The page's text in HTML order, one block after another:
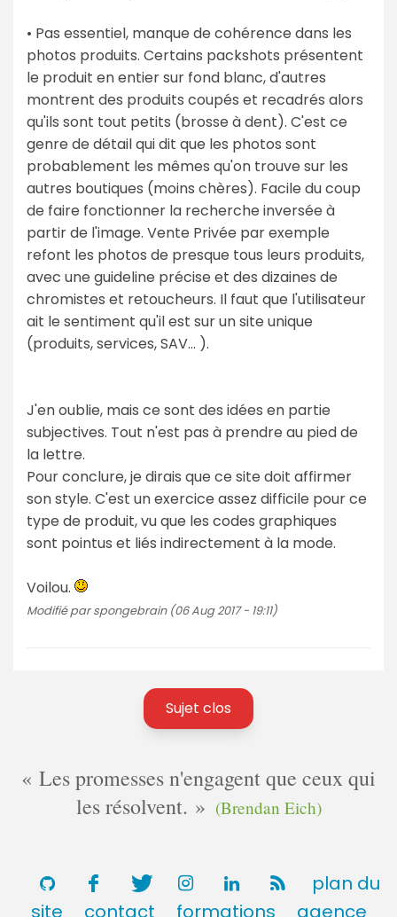
• Pas essentiel, manque de cohérence dans les
photos produits. Certains packshots présentent
le produit en entier sur fond blanc, d'autres
montrent des produits coupés et recadrés alors
qu'ils sont tout petits (brosse à dent). C'est ce
genre de détail qui dit que les photos sont
probablement les mêmes qu'on trouve sur les
autres boutiques (moins chères). Facile du coup
de faire fonctionner la recherche inversée à
partir de l'image. Vente Privée par exemple
refont les photos de presque tous leurs produits,
avec une guideline précise et des dizaines de
chromistes et retoucheurs. Il faut que l'utilisateur
ait le sentiment qu'il est sur un site unique
(produits, services, SAV… ).
J'en oublie, mais ce sont des idées en partie
subjectives. Tout n'est pas à prendre au pied de
la lettre.
Pour conclure, je dirais que ce site doit affirmer
son style. C'est un exercice assez difficile pour ce
type de produit, vu que les codes graphiques
sont pointus et liés indirectement à la mode.
Voilou.
Modifié par spongebrain (06 Aug 2017 - 19:11)
Sujet clos
Les promesses n'engagent que ceux qui
les résolvent.
(Brendan Eich)
plan du
site
contact formations agence